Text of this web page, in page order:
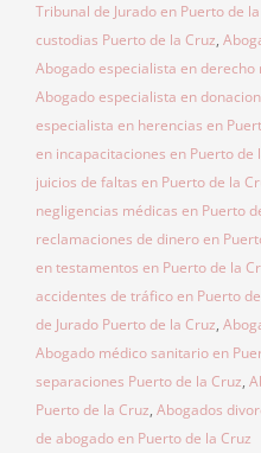
Tribunal de Jurado en Puerto de
custodias Puerto de la Cruz,
Abogado especialista en
Abogado especialista en
especialista en herencias en
en incapacitaciones en Puerto de
juicios de faltas en Puerto de la
negligencias médicas en Puerto
reclamaciones de dinero en
en testamentos en Puerto de la
accidentes de tráfico en Puerto
de Jurado Puerto de la Cruz,
Abogado médico sanitario en
separaciones Puerto de la Cruz,
Puerto de la Cruz, Abogados
de abogado en Puerto de la Cruz